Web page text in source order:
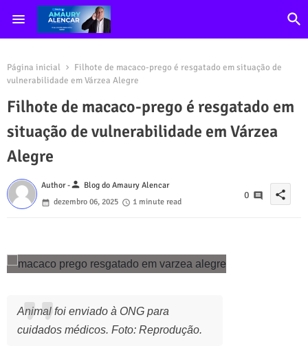
Página inicial
Filhote de macaco-prego é resgatado em situação de
vulnerabilidade em Várzea Alegre
Filhote de macaco-prego é resgatado em
situação de vulnerabilidade em Várzea
Alegre
Author -person Blog do Amaury Alencar
dezembro 06, 2025
1 minute read
0 share
Animal foi enviado à ONG para
cuidados médicos. Foto: Reprodução.